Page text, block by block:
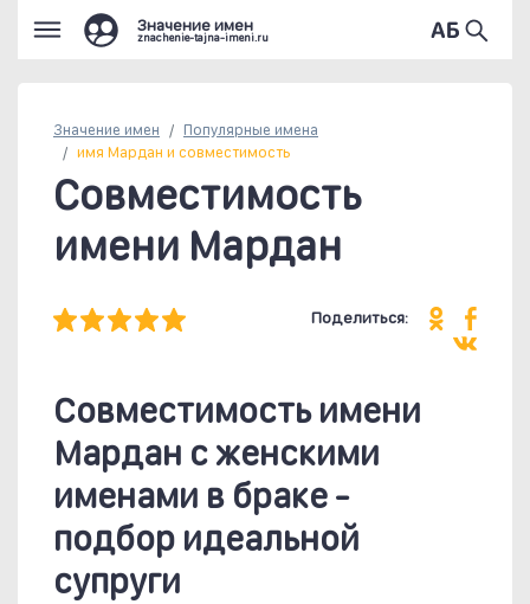
Значение имен
znachenie-tajna-imeni.ru
Значение имен Популярные имена
имя Мардан и совместимость
Совместимость
имени Мардан
Поделиться:
Совместимость имени
Мардан c женскими
именами в браке -
подбор идеальной
супруги